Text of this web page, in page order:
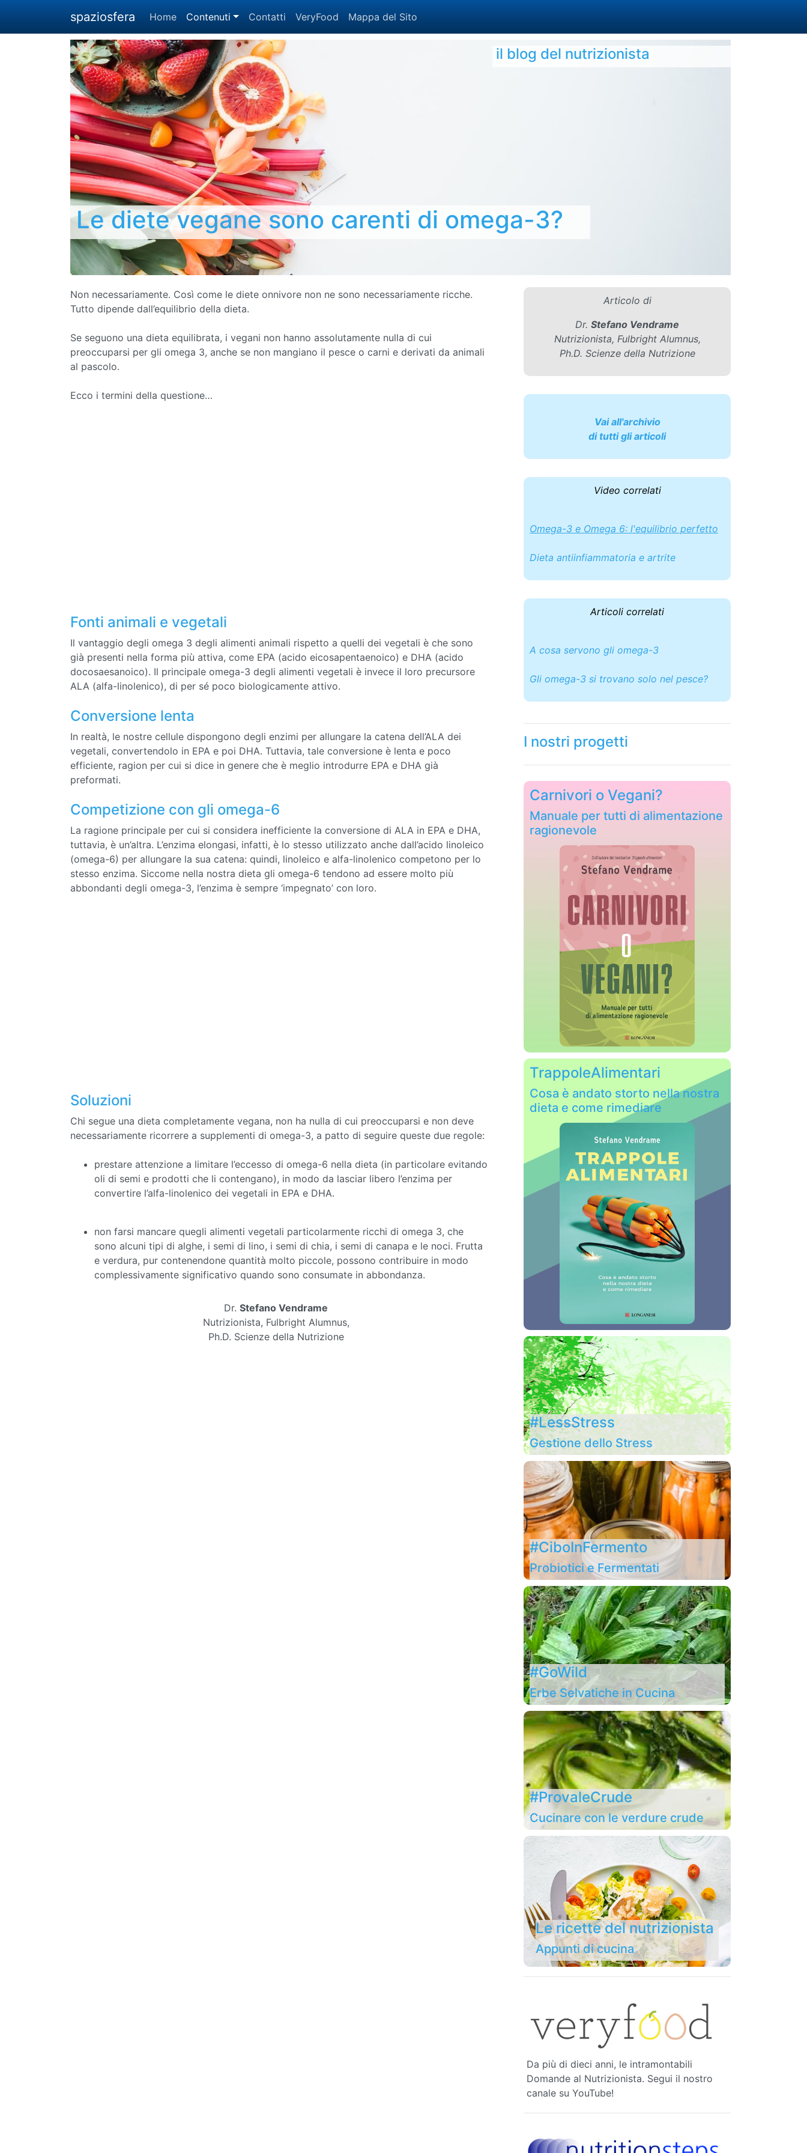
spaziosfera Home Contenuti Contatti VeryFood Mappa del Sito
il blog del nutrizionista
Le diete vegane sono carenti di omega-3?
Non necessariamente. Così come le diete onnivore non ne sono necessariamente ricche.
Tutto dipende dall’equilibrio della dieta.
Se seguono una dieta equilibrata, i vegani non hanno assolutamente nulla di cui
preoccuparsi per gli omega 3, anche se non mangiano il pesce o carni e derivati da animali
al pascolo.
Ecco i termini della questione…
Fonti animali e vegetali
Il vantaggio degli omega 3 degli alimenti animali rispetto a quelli dei vegetali è che sono
già presenti nella forma più attiva, come EPA (acido eicosapentaenoico) e DHA (acido
docosaesanoico). Il principale omega-3 degli alimenti vegetali è invece il loro precursore
ALA (alfa-linolenico), di per sé poco biologicamente attivo.
Conversione lenta
In realtà, le nostre cellule dispongono degli enzimi per allungare la catena dell’ALA dei
vegetali, convertendolo in EPA e poi DHA. Tuttavia, tale conversione è lenta e poco
efficiente, ragion per cui si dice in genere che è meglio introdurre EPA e DHA già
preformati.
Competizione con gli omega-6
La ragione principale per cui si considera inefficiente la conversione di ALA in EPA e DHA,
tuttavia, è un’altra. L’enzima elongasi, infatti, è lo stesso utilizzato anche dall’acido linoleico
(omega-6) per allungare la sua catena: quindi, linoleico e alfa-linolenico competono per lo
stesso enzima. Siccome nella nostra dieta gli omega-6 tendono ad essere molto più
abbondanti degli omega-3, l’enzima è sempre ‘impegnato’ con loro.
Soluzioni
Chi segue una dieta completamente vegana, non ha nulla di cui preoccuparsi e non deve
necessariamente ricorrere a supplementi di omega-3, a patto di seguire queste due regole:
prestare attenzione a limitare l’eccesso di omega-6 nella dieta (in particolare evitando
oli di semi e prodotti che li contengano), in modo da lasciar libero l’enzima per
convertire l’alfa-linolenico dei vegetali in EPA e DHA.
non farsi mancare quegli alimenti vegetali particolarmente ricchi di omega 3, che
sono alcuni tipi di alghe, i semi di lino, i semi di chia, i semi di canapa e le noci. Frutta
e verdura, pur contenendone quantità molto piccole, possono contribuire in modo
complessivamente significativo quando sono consumate in abbondanza.
Dr.Stefano Vendrame
Nutrizionista, Fulbright Alumnus,
Ph.D. Scienze della Nutrizione
Articolo di
Dr.Stefano Vendrame
Nutrizionista, Fulbright Alumnus,
Ph.D. Scienze della Nutrizione
Vai all'archivio
di tutti gli articoli
Video correlati
Omega-3 e Omega 6: l'equilibrio perfetto
Dieta antiinfiammatoria e artrite
Articoli correlati
A cosa servono gli omega-3
Gli omega-3 si trovano solo nel pesce?
I nostri progetti
Carnivori o Vegani?
Manuale per tutti di alimentazione
ragionevole
TrappoleAlimentari
Cosa è andato storto nella nostra
dieta e come rimediare
#LessStress
Gestione dello Stress
#CiboInFermento
Probiotici e Fermentati
#GoWild
Erbe Selvatiche in Cucina
#ProvaleCrude
Cucinare con le verdure crude
Le ricette del nutrizionista
Appunti di cucina
Da più di dieci anni, le intramontabili
Domande al Nutrizionista. Segui il nostro
canale su YouTube!